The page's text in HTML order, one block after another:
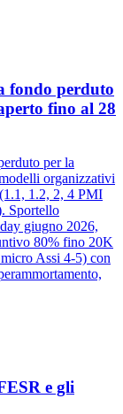
fondo perduto
fino al 28
per la
organizzativi
1.2, 2, 4 PMI
Sportello
giugno 2026,
80% fino 20K
Assi 4-5) con
e gli